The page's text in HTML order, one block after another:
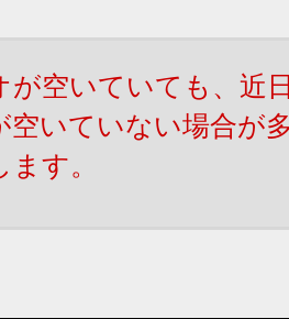
が空いていても、近
空いていない場合が
す。